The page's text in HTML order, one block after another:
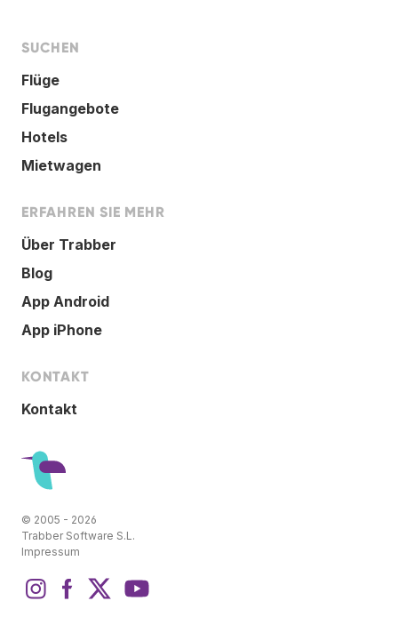
SUCHEN
Flüge
Flugangebote
Hotels
Mietwagen
ERFAHREN SIE MEHR
Über Trabber
Blog
App Android
App iPhone
KONTAKT
Kontakt
© 2005 - 2026
Trabber Software S.L.
Impressum